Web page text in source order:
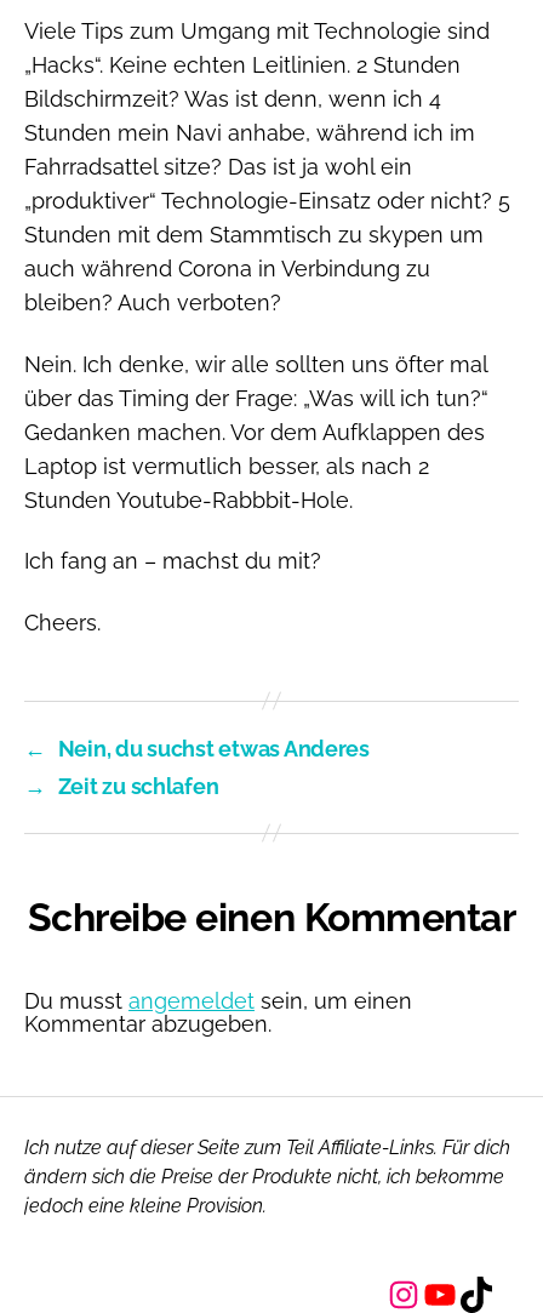
Viele Tips zum Umgang mit Technologie sind
„Hacks“. Keine echten Leitlinien. 2 Stunden
Bildschirmzeit? Was ist denn, wenn ich 4
Stunden mein Navi anhabe, während ich im
Fahrradsattel sitze? Das ist ja wohl ein
„produktiver“ Technologie-Einsatz oder nicht? 5
Stunden mit dem Stammtisch zu skypen um
auch während Corona in Verbindung zu
bleiben? Auch verboten?
Nein. Ich denke, wir alle sollten uns öfter mal
über das Timing der Frage: „Was will ich tun?“
Gedanken machen. Vor dem Aufklappen des
Laptop ist vermutlich besser, als nach 2
Stunden Youtube-Rabbbit-Hole.
Ich fang an – machst du mit?
Cheers.
←
Nein, du suchst etwas Anderes
→
Zeit zu schlafen
Schreibe einen Kommentar
Du musst angemeldet sein, um einen
Kommentar abzugeben.
Ich nutze auf dieser Seite zum Teil Affiliate-Links. Für dich
ändern sich die Preise der Produkte nicht, ich bekomme
jedoch eine kleine Provision.
Instagram
YouTube
TikTok